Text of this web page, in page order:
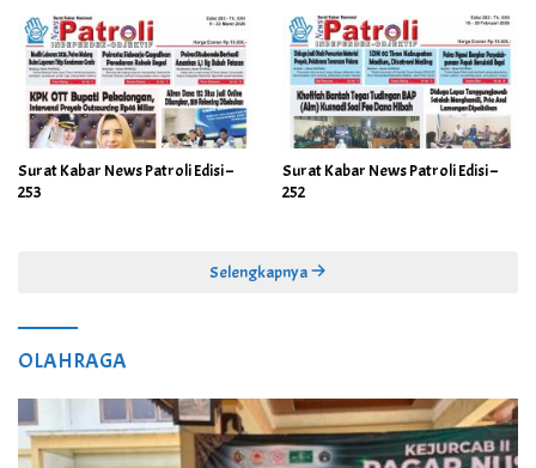
Surat Kabar News Patroli Edisi –
253
Surat Kabar News Patroli Edisi –
252
Selengkapnya
OLAHRAGA